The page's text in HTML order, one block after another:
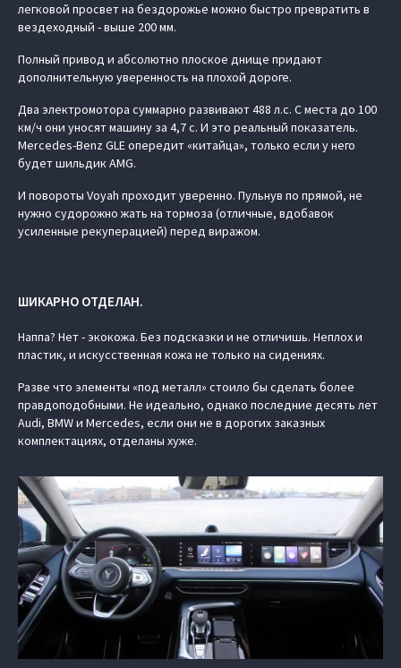
легковой просвет на бездорожье можно быстро превратить в
вездеходный - выше 200 мм.
Полный привод и абсолютно плоское днище придают
дополнительную уверенность на плохой дороге.
Два электромотора суммарно развивают 488 л.с. С места до 100
км/ч они уносят машину за 4,7 с. И это реальный показатель.
Mercedes-Benz GLE опередит «китайца», только если у него
будет шильдик AMG.
И повороты Voyah проходит уверенно. Пульнув по прямой, не
нужно судорожно жать на тормоза (отличные, вдобавок
усиленные рекуперацией) перед виражом.
ШИКАРНО ОТДЕЛАН.
Наппа? Нет - экокожа. Без подсказки и не отличишь. Неплох и
пластик, и искусственная кожа не только на сидениях.
Разве что элементы «под металл» стоило бы сделать более
правдоподобными. Не идеально, однако последние десять лет
Audi, BMW и Mercedes, если они не в дорогих заказных
комплектациях, отделаны хуже.